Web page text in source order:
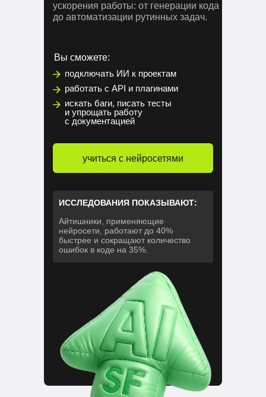
ускорения работы: от генерации кода
до автоматизации рутинных задач.
учиться с нейросетями
ИССЛЕДОВАНИЯ ПОКАЗЫВАЮТ:
Айтишники, применяющие
нейросети, работают до 40%
быстрее и сокращают количество
ошибок в коде на 35%.
Вы сможете:
подключать ИИ к проектам
работать с API и плагинами
искать баги, писать тесты
и упрощать работу
с документацией